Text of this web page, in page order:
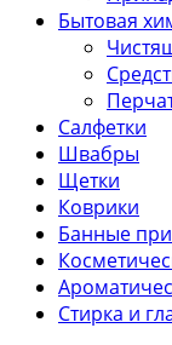
Бытовая
Салфетки
Швабры
Щетки
Коврики
Банные
Стирка и